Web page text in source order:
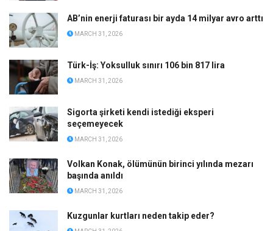
AB’nin enerji faturası bir ayda 14 milyar avro arttı
MARCH 31, 2026
Türk-İş: Yoksulluk sınırı 106 bin 817 lira
MARCH 31, 2026
Sigorta şirketi kendi istediği eksperi
seçemeyecek
MARCH 31, 2026
Volkan Konak, ölümünün birinci yılında mezarı
başında anıldı
MARCH 31, 2026
Kuzgunlar kurtları neden takip eder?